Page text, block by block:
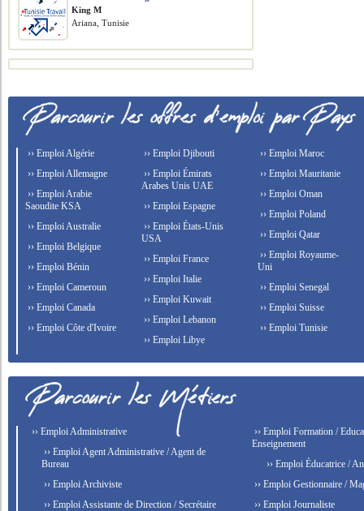
King M
Ariana, Tunisie
›› Emploi Algérie
›› Emploi Allemagne
›› Emploi Arabie
Saoudite KSA
›› Emploi Australie
›› Emploi Belgique
›› Emploi Bénin
›› Emploi Cameroun
›› Emploi Canada
›› Emploi Côte d'Ivoire
›› Emploi Djibouti
›› Emploi Émirats
Arabes Unis UAE
›› Emploi Espagne
›› Emploi États-Unis
USA
›› Emploi France
›› Emploi Italie
›› Emploi Kuwait
›› Emploi Lebanon
›› Emploi Libye
›› Emploi Maroc
›› Emploi Mauritanie
›› Emploi Oman
›› Emploi Poland
›› Emploi Qatar
›› Emploi Royaume-
Uni
›› Emploi Senegal
›› Emploi Suisse
›› Emploi Tunisie
›› Emploi Administrative
›› Emploi Agent Administrative / Agent de
Bureau
›› Emploi Archiviste
›› Emploi Assistante de Direction / Secrétaire
›› Emploi Formation /
Enseignement
›› Emploi Éducatrice /
›› Emploi Gestionnaire /
›› Emploi Journaliste